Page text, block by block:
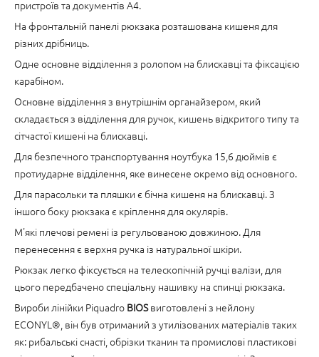
пристроїв та документів А4.
На фронтальній панелі рюкзака розташована кишеня для
різних дрібниць.
Одне основне відділення з ролопом на блискавці та фіксацією
карабіном.
Основне відділення з внутрішнім органайзером, який
складається з відділення для ручок, кишень відкритого типу та
сітчастої кишені на блискавці.
Для безпечного транспортування ноутбука 15,6 дюймів є
протиударне відділення, яке винесене окремо від основного.
Для парасольки та пляшки є бічна кишеня на блискавці. З
іншого боку рюкзака є кріплення для окулярів.
М'які плечові ремені із регульованою довжиною. Для
перенесення є верхня ручка із натуральної шкіри.
Рюкзак легко фіксується на телескопічній ручці валізи, для
цього передбачено спеціальну нашивку на спинці рюкзака.
Вироби лінійки Piquadro BIOSвиготовлені з нейлону
ECONYL®, він був отриманий з утилізованих матеріалів таких
як: рибальські снасті, обрізки тканин та промислові пластикові